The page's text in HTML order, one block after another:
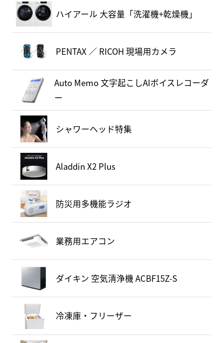
ハイアール 大容量「洗濯機+乾燥機」
PENTAX ／ RICOH 現場用カメラ
Auto Memo 文字起こしAIボイスレコーダ
ー
シャワーヘッド特集
Aladdin X2 Plus
防災用多機能ラジオ
業務用エアコン
ダイキン 空気清浄機 ACBF15Z-S
冷凍庫・フリーザー